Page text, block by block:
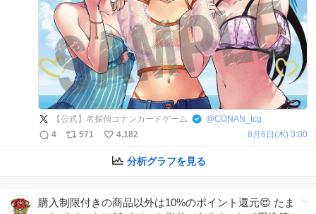
【公式】名探偵コナンカードゲーム @CONAN_tcg
4
571 4,182 8月6日(木) 3:00
分析グラフを見る
購入制限付きの商品以外は10%のポイント還元😍 たま